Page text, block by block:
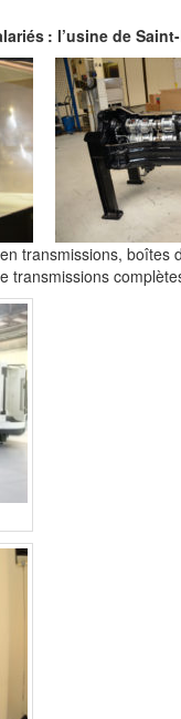
était de la Fête
présente le
France –
de cette décennie ?
: présentation
: l’usine de
transmissions,
transmissions